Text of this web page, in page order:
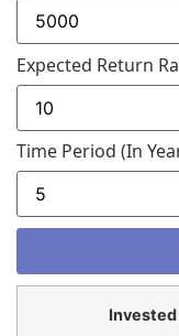
Expected Return
Time Period (in